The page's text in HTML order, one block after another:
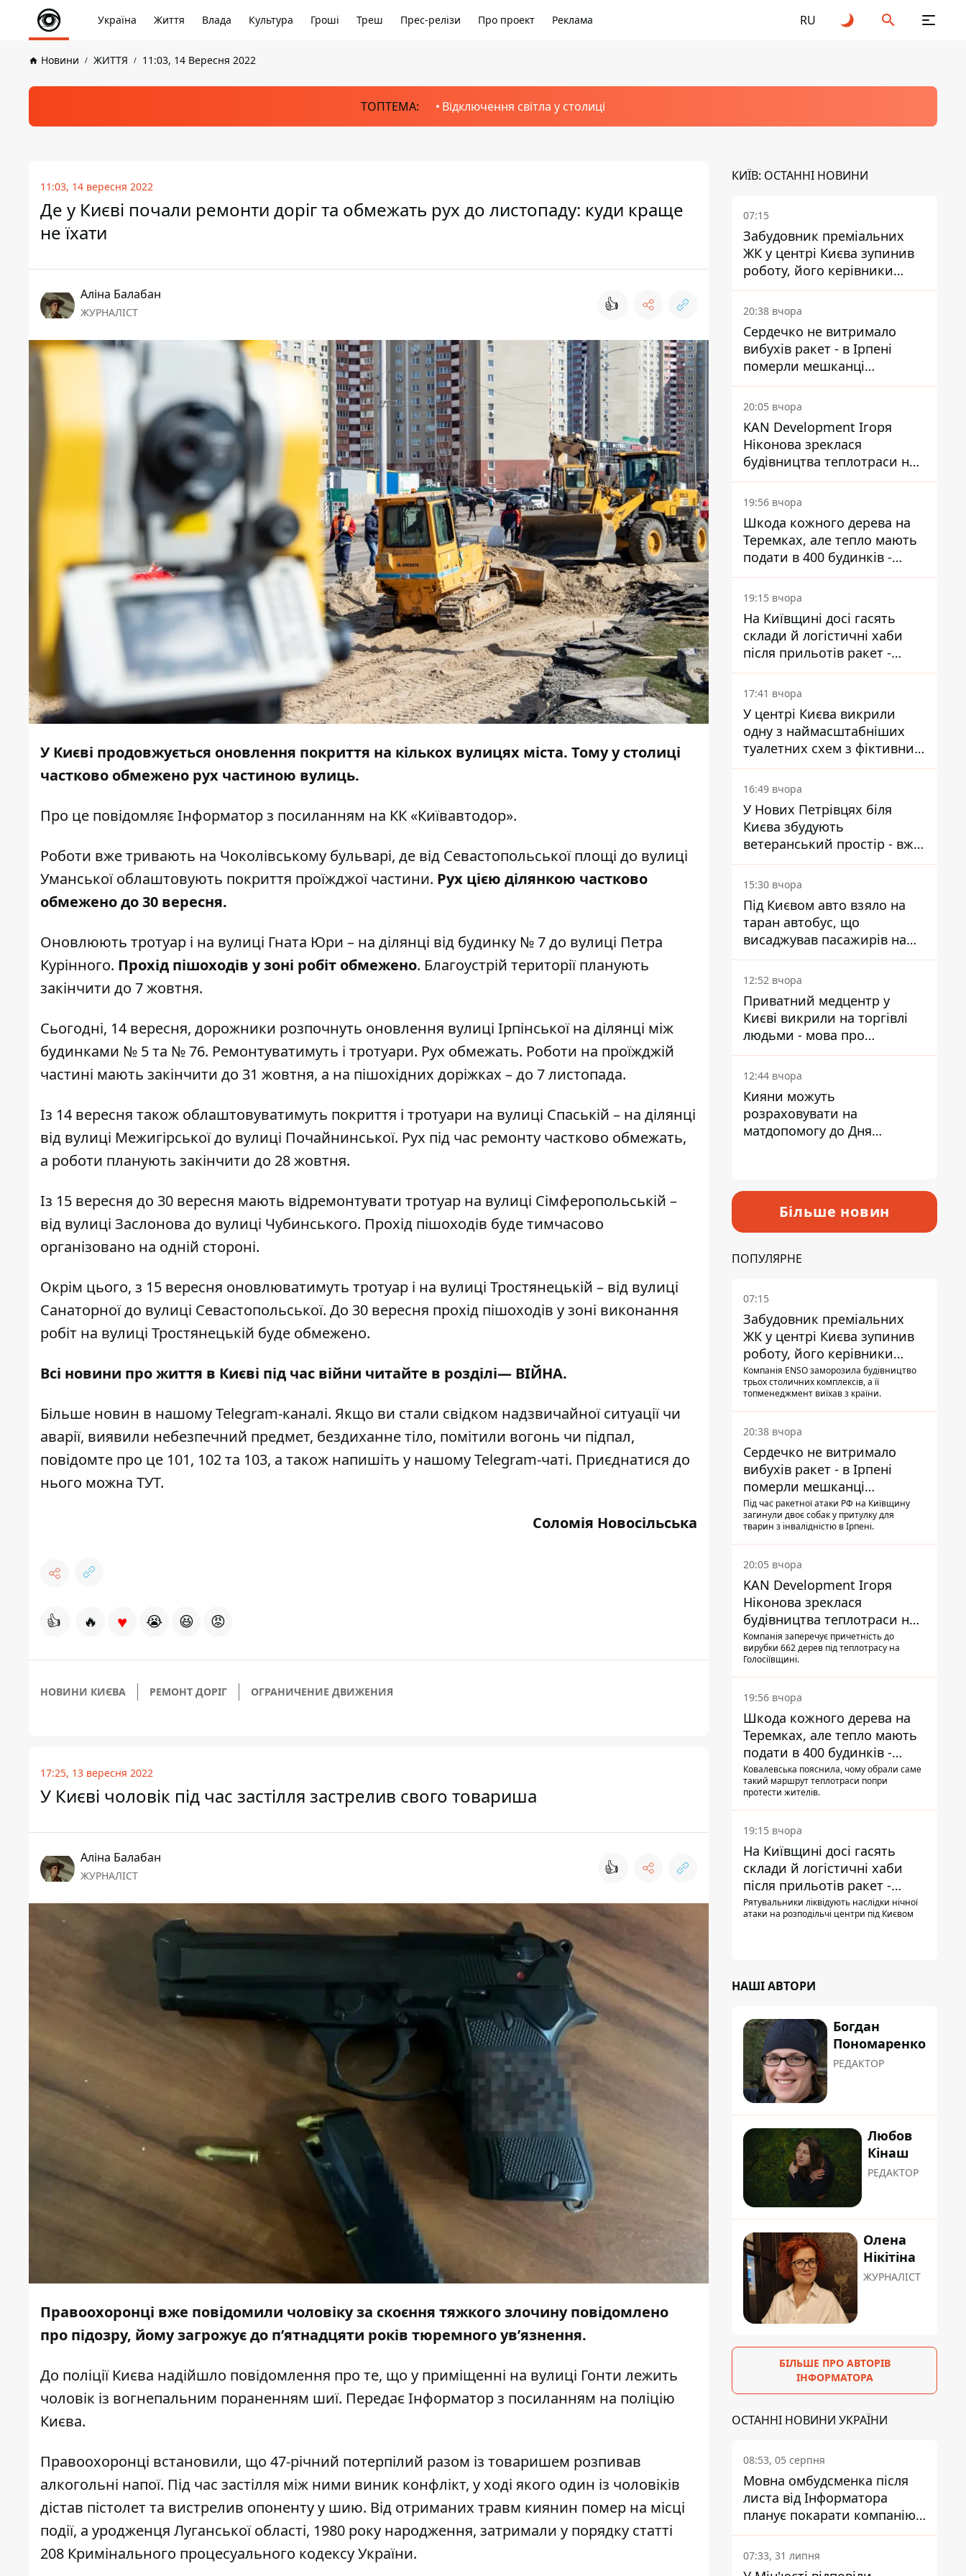
Україна Життя Влада Культура Гроші Треш Прес-релізи Про проект Реклама RU
Новини ЖИТТЯ 11:03, 14 Вересня 2022
ТОПТЕМА: Відключення світла у столиці
11:03, 14 вересня 2022
Де у Києві почали ремонти доріг та обмежать рух до листопаду: куди краще
не їхати
Аліна Балабан
ЖУРНАЛІСТ 👍
У Києві продовжується оновлення покриття на кількох вулицях міста. Тому у столиці
частково обмежено рух частиною вулиць.
Про це повідомляє Інформаторз посиланням на КК «Київавтодор».
Роботи вже тривають на Чоколівському бульварі, де від Севастопольської площі до вулиці
Уманської облаштовують покриття проїжджої частини. Рух цією ділянкою частково
обмежено до 30 вересня.
Оновлюють тротуар і на вулиці Гната Юри – на ділянці від будинку № 7 до вулиці Петра
Курінного. Прохід пішоходів у зоні робіт обмежено. Благоустрій території планують
закінчити до 7 жовтня.
Сьогодні, 14 вересня, дорожники розпочнуть оновлення вулиці Ірпінської на ділянці між
будинками № 5 та № 76. Ремонтуватимуть і тротуари. Рух обмежать. Роботи на проїжджій
частині мають закінчити до 31 жовтня, а на пішохідних доріжках – до 7 листопада.
Із 14 вересня також облаштовуватимуть покриття і тротуари на вулиці Спаській – на ділянці
від вулиці Межигірської до вулиці Почайнинської. Рух під час ремонту частково обмежать,
а роботи планують закінчити до 28 жовтня.
Із 15 вересня до 30 вересня мають відремонтувати тротуар на вулиці Сімферопольській –
від вулиці Заслонова до вулиці Чубинського. Прохід пішоходів буде тимчасово
організовано на одній стороні.
Окрім цього, з 15 вересня оновлюватимуть тротуар і на вулиці Тростянецькій – від вулиці
Санаторної до вулиці Севастопольської. До 30 вересня прохід пішоходів у зоні виконання
робіт на вулиці Тростянецькій буде обмежено.
Всі новини про життя в Києві під час війни читайте в розділі— ВІЙНА.
Більше новин в нашомуTelegram-каналі. Якщо ви стали свідком надзвичайної ситуації чи
аварії, виявили небезпечний предмет, бездиханне тіло, помітили вогонь чи підпал,
повідомте про це 101, 102 та 103, а також напишіть у нашому Telegram-чаті. Приєднатися до
нього можна ТУТ.
Соломія Новосільська
👍 🔥 ♥ 😭 😆 😡
НОВИНИ КИЄВА РЕМОНТ ДОРІГ ОГРАНИЧЕНИЕ ДВИЖЕНИЯ
17:25, 13 вересня 2022
У Києві чоловік під час застілля застрелив свого товариша
Аліна Балабан
ЖУРНАЛІСТ 👍
Правоохоронці вже повідомили чоловіку за скоєння тяжкого злочину повідомлено
про підозру, йому загрожує до п’ятнадцяти років тюремного ув’язнення.
До поліції Києва надійшло повідомлення про те, що у приміщенні на вулиці Гонти лежить
чоловік із вогнепальним пораненням шиї. Передає Інформаторз посиланням на поліцію
Києва.
Правоохоронці встановили, що 47-річний потерпілий разом із товаришем розпивав
алкогольні напої. Під час застілля між ними виник конфлікт, у ході якого один із чоловіків
дістав пістолет та вистрелив опоненту у шию. Від отриманих травм киянин помер на місці
події, а уродженця Луганської області, 1980 року народження, затримали у порядку статті
208 Кримінального процесуального кодексу України.
КИЇВ: ОСТАННІ НОВИНИ
07:15
Забудовник преміальних
ЖК у центрі Києва зупинив
роботу, його керівники
втекли з України - Bihus.info
20:38 вчора
Сердечко не витримало
вибухів ракет - в Ірпені
померли мешканці
притулку для собак з
інвалідністю
20:05 вчора
KAN Development Ігоря
Ніконова зреклася
будівництва теплотраси на
Теремках
19:56 вчора
Шкода кожного дерева на
Теремках, але тепло мають
подати в 400 будинків -
депутатка Київради
19:15 вчора
На Київщині досі гасять
склади й логістичні хаби
після прильотів ракет -
ДСНС
17:41 вчора
У центрі Києва викрили
одну з наймасштабніших
туалетних схем з фіктивним
будинком
16:49 вчора
У Нових Петрівцях біля
Києва збудують
ветеранський простір - вже
знайшли проєктанта
15:30 вчора
Під Києвом авто взяло на
таран автобус, що
висаджував пасажирів на
зупинці - пасажирка в
лікарні
12:52 вчора
Приватний медцентр у
Києві викрили на торгівлі
людьми - мова про
сурогатне материнство
12:44 вчора
Кияни можуть
розраховувати на
матдопомогу до Дня
Більше новин
ПОПУЛЯРНЕ
07:15
Забудовник преміальних
ЖК у центрі Києва зупинив
роботу, його керівники
втекли з України - Bihus.info
Компанія ENSO заморозила будівництво
трьох столичних комплексів, а її
топменеджмент виїхав з країни.
20:38 вчора
Сердечко не витримало
вибухів ракет - в Ірпені
померли мешканці
притулку для собак з
інвалідністю
Під час ракетної атаки РФ на Київщину
загинули двоє собак у притулку для
тварин з інвалідністю в Ірпені.
20:05 вчора
KAN Development Ігоря
Ніконова зреклася
будівництва теплотраси на
Теремках
Компанія заперечує причетність до
вирубки 662 дерев під теплотрасу на
Голосіївщині.
19:56 вчора
Шкода кожного дерева на
Теремках, але тепло мають
подати в 400 будинків -
депутатка Київради
Ковалевська пояснила, чому обрали саме
такий маршрут теплотраси попри
протести жителів.
19:15 вчора
На Київщині досі гасять
склади й логістичні хаби
після прильотів ракет -
ДСНС
Рятувальники ліквідують наслідки нічної
атаки на розподільчі центри під Києвом
НАШІ АВТОРИ
Богдан
Пономаренко
РЕДАКТОР
Любов
Кінаш
РЕДАКТОР
Олена
Нікітіна
ЖУРНАЛІСТ
БІЛЬШЕ ПРО АВТОРІВ
ІНФОРМАТОРА
ОСТАННІ НОВИНИ УКРАЇНИ
08:53, 05 серпня
Мовна омбудсменка після
листа від Інформатора
планує покарати компанію-
підрядника ПриватБанку
07:33, 31 липня